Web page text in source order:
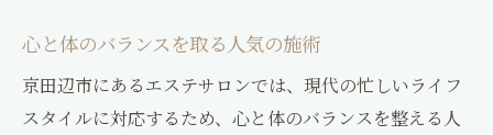
心と体のバランスを取る人気の施術
京田辺市にあるエステサロンでは、現代の忙しいライフ
スタイルに対応するため、心と体のバランスを整える人